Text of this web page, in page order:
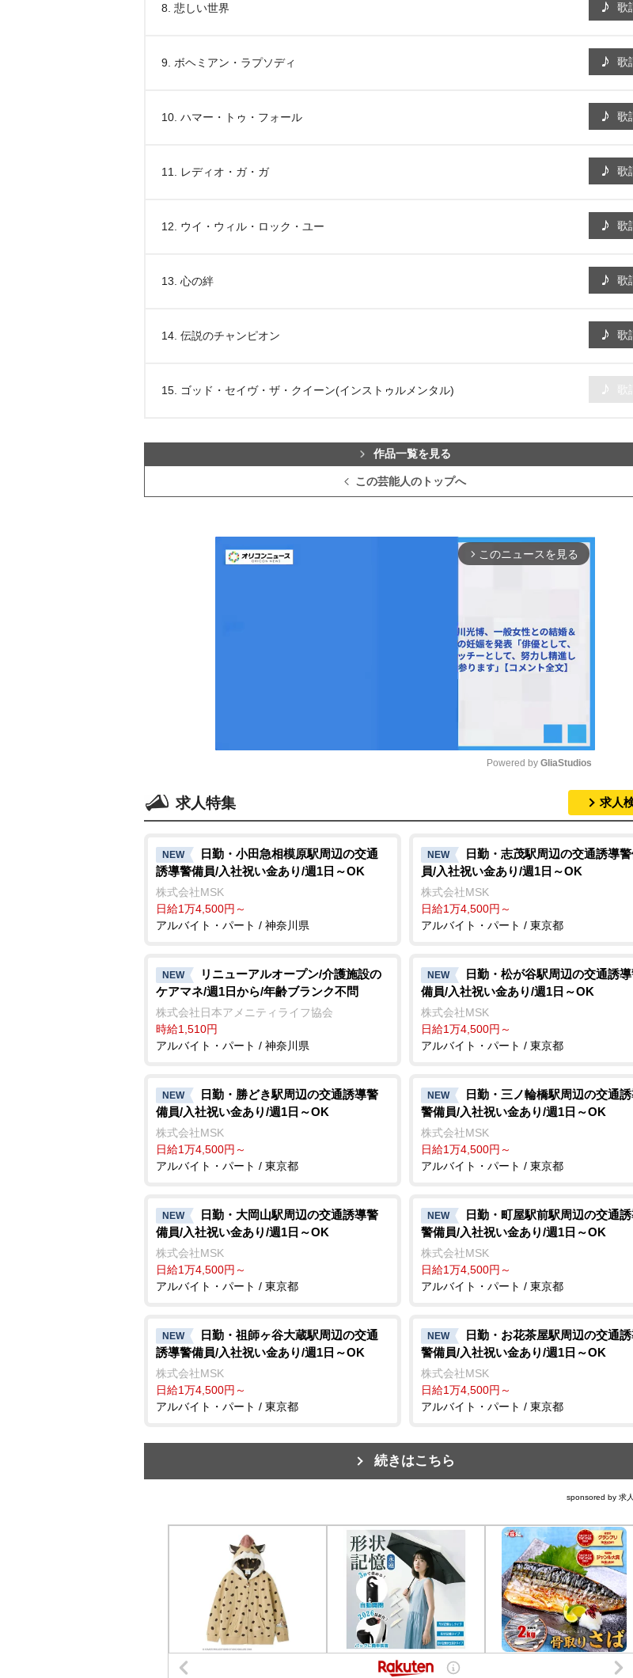
8. 悲しい世界 歌
9. ボヘミアン・ラプソディ 歌
10. ハマー・トゥ・フォール 歌
11. レディオ・ガ・ガ 歌
12. ウイ・ウィル・ロック・ユー 歌
13. 心の絆 歌
14. 伝説のチャンピオン 歌
15. ゴッド・セイヴ・ザ・クイーン(インストゥルメンタル)
作品一覧を見る
この芸能人のトップへ
arrow_forward_ios このニュースを見る
t
e
Powered by GliaStudios
求人特集 求人
NEW
日勤・小田急相模原駅周辺の交通
誘導警備員/入社祝い金あり/週1日～OK
株式会社MSK
日給1万4,500円～
アルバイト・パート / 神奈川県
NEW
日勤・志茂駅周辺の交通誘導
員/入社祝い金あり/週1日～OK
株式会社MSK
日給1万4,500円～
アルバイト・パート / 東京都
NEW
リニューアルオープン/介護施設の
ケアマネ/週1日から/年齢ブランク不問
株式会社日本アメニティライフ協会
時給1,510円
アルバイト・パート / 神奈川県
NEW
日勤・松が谷駅周辺の交通誘
備員/入社祝い金あり/週1日～OK
株式会社MSK
日給1万4,500円～
アルバイト・パート / 東京都
NEW
日勤・勝どき駅周辺の交通誘導警
備員/入社祝い金あり/週1日～OK
株式会社MSK
日給1万4,500円～
アルバイト・パート / 東京都
NEW
日勤・三ノ輪橋駅周辺の交通
警備員/入社祝い金あり/週1日～OK
株式会社MSK
日給1万4,500円～
アルバイト・パート / 東京都
NEW
日勤・大岡山駅周辺の交通誘導警
備員/入社祝い金あり/週1日～OK
株式会社MSK
日給1万4,500円～
アルバイト・パート / 東京都
NEW
日勤・町屋駅前駅周辺の交通
警備員/入社祝い金あり/週1日～OK
株式会社MSK
日給1万4,500円～
アルバイト・パート / 東京都
NEW
日勤・祖師ヶ谷大蔵駅周辺の交通
誘導警備員/入社祝い金あり/週1日～OK
株式会社MSK
日給1万4,500円～
アルバイト・パート / 東京都
NEW
日勤・お花茶屋駅周辺の交通
警備員/入社祝い金あり/週1日～OK
株式会社MSK
日給1万4,500円～
アルバイト・パート / 東京都
続きはこちら
sponsored by 求